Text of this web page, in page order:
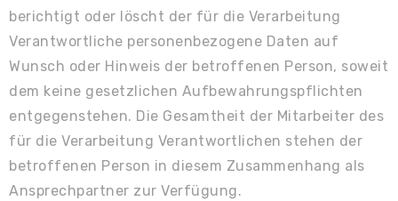
berichtigt oder löscht der für die Verarbeitung
Verantwortliche personenbezogene Daten auf
Wunsch oder Hinweis der betroffenen Person, soweit
dem keine gesetzlichen Aufbewahrungspflichten
entgegenstehen. Die Gesamtheit der Mitarbeiter des
für die Verarbeitung Verantwortlichen stehen der
betroffenen Person in diesem Zusammenhang als
Ansprechpartner zur Verfügung.